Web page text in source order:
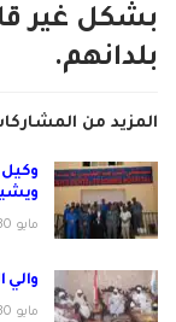
بشكل غير
بلدانهم.
المزيد من
مايو 30, 2026
والي
مايو 30, 2026